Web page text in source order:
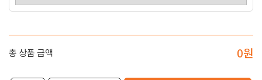
총 상품 금액 0원